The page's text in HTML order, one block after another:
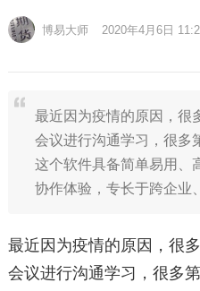
博易大师 2020年4月6日
最近因为疫情的原因，很
会议进行沟通学习，很多
这个软件具备简单易用、
协作体验，专长于跨企
最近因为疫情的原因，很
会议进行沟通学习，很多